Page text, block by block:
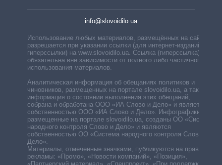
info@slovoidilo.ua
Использование любых материалов, размещённых на сайте,
разрешается при указании ссылки (для интернет-изданий —
гиперссылки) на www.slovoidilo.ua. Ссылка (гиперссылка)
обязательна вне зависимости от полного либо частичного
использования материалов.
Аналитическая информация об обещаниях политиков и
чиновников, размещенных на портале slovoidilo.ua, а также
информация о состоянии выполнения этих обещаний,
собрана и обработана ООО «ИА Слово и Дело» и является
собственностью ООО «ИА Слово и Дело». Инфографики,
размещенные на портале slovoidilo.ua, созданы ОО «Система
народного контроля Слово и Дело» и являются
собственностью ОО «Система народного контроля Слово и
Дело».
Материалы, отмеченные значками, публикуются на правах
рекламы: «Промо», «Новости компаний», «Позиция»,